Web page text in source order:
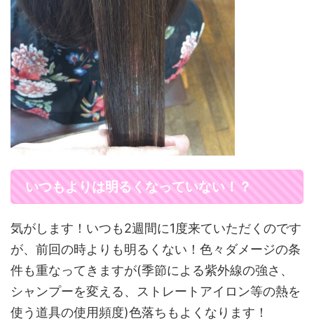
いつもよりは明るくなっていない！？
気がします！いつも2週間に1度来ていただくのです
が、前回の時よりも明るくない！色々ダメージの条
件も重なってきますが(季節による紫外線の強さ、
シャンプーを変える、ストレートアイロン等の熱を
使う道具の使用頻度)色落ちもよくなります！